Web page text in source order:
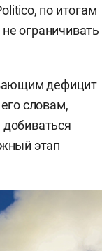
по итогам
ограничивать
дефицит
словам,
этап